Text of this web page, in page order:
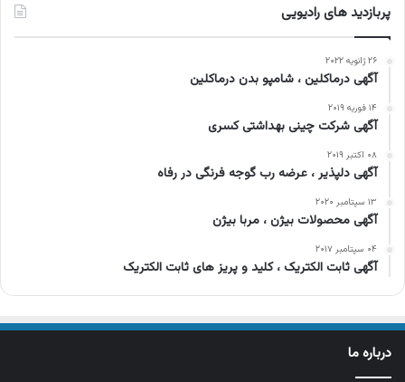
پربازدید های رادیویی
۲۶ ژانویه ۲۰۲۲
آگهی درماکلین ، شامپو بدن درماکلین
۱۴ فوریه ۲۰۱۹
آگهی شرکت چینی بهداشتی کسری
۰۸ اکتبر ۲۰۱۹
آگهی دلپذیر ، عرضه رب گوجه فرنگی در رفاه
۱۳ سپتامبر ۲۰۲۰
آگهی محصولات بیژن ، مربا بیژن
۰۴ سپتامبر ۲۰۱۷
آگهی ثابت الکتریک ، کلید و پریز های ثابت الکتریک
درباره ما